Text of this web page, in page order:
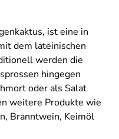
ist eine in
dem lateinischen
werden die
hingegen
oder als Salat
weitere Produkte wie
Branntwein, Keimöl